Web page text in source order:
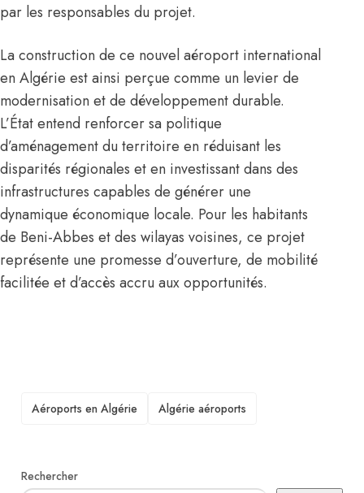
par les responsables du projet.
La construction de ce nouvel aéroport international
en Algérie est ainsi perçue comme un levier de
modernisation et de développement durable.
L’État entend renforcer sa politique
d’aménagement du territoire en réduisant les
disparités régionales et en investissant dans des
infrastructures capables de générer une
dynamique économique locale. Pour les habitants
de Beni-Abbes et des wilayas voisines, ce projet
représente une promesse d’ouverture, de mobilité
facilitée et d’accès accru aux opportunités.
TAGS
Aéroports en Algérie Algérie aéroports
Rechercher